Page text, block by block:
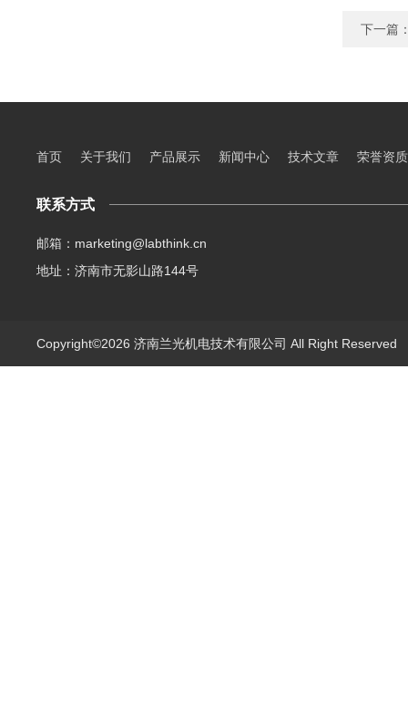
下一篇
首页 关于我们 产品展示 新闻中心 技术文章 荣誉资质
联系方式
邮箱：marketing@labthink.cn
地址：济南市无影山路144号
Copyright©2026 济南兰光机电技术有限公司 All Right